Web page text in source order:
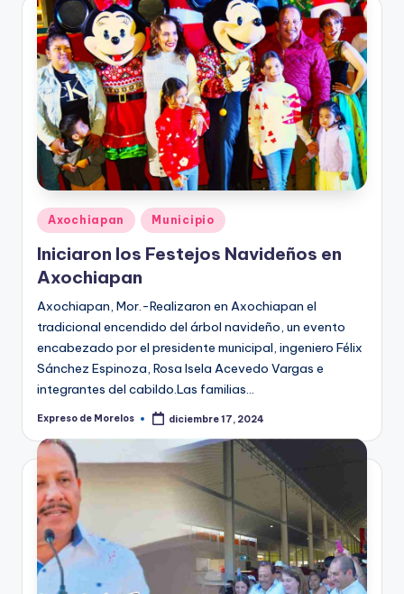
Publicado
en
Axochiapan Municipio
Iniciaron los Festejos Navideños en
Axochiapan
Axochiapan, Mor.-Realizaron en Axochiapan el
tradicional encendido del árbol navideño, un evento
encabezado por el presidente municipal, ingeniero Félix
Sánchez Espinoza, Rosa Isela Acevedo Vargas e
integrantes del cabildo.Las familias…
Publicado
Expreso de Morelos diciembre 17, 2024